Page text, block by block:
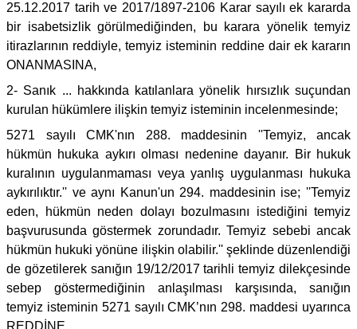
25.12.2017 tarih ve 2017/1897-2106 Karar sayılı ek kararda
bir isabetsizlik görülmediğinden, bu karara yönelik temyiz
itirazlarının reddiyle, temyiz isteminin reddine dair ek kararın
ONANMASINA,
2- Sanık ... hakkında katılanlara yönelik hırsızlık suçundan
kurulan hükümlere ilişkin temyiz isteminin incelenmesinde;
5271 sayılı CMK'nın 288. maddesinin ''Temyiz, ancak
hükmün hukuka aykırı olması nedenine dayanır. Bir hukuk
kuralının uygulanmaması veya yanlış uygulanması hukuka
aykırılıktır.'' ve aynı Kanun'un 294. maddesinin ise; ''Temyiz
eden, hükmün neden dolayı bozulmasını istediğini temyiz
başvurusunda göstermek zorundadır. Temyiz sebebi ancak
hükmün hukuki yönüne ilişkin olabilir.'' şeklinde düzenlendiği
de gözetilerek sanığın 19/12/2017 tarihli temyiz dilekçesinde
sebep göstermediğinin anlaşılması karşısında, sanığın
temyiz isteminin 5271 sayılı CMK’nın 298. maddesi uyarınca